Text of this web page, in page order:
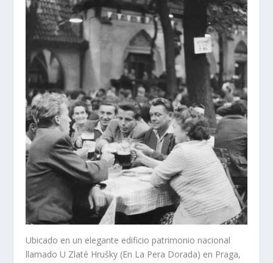
Ubicado en un elegante edificio patrimonio nacional
llamado U Zlaté Hrušky (En La Pera Dorada) en Praga,